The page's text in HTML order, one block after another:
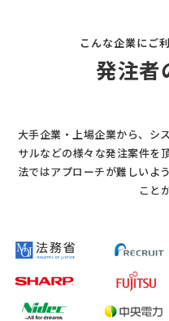
こんな企業にご
発注者
大手企業・上場企業から、シ
サルなどの様々な発注案件を
法ではアプローチが難しいよ
こと